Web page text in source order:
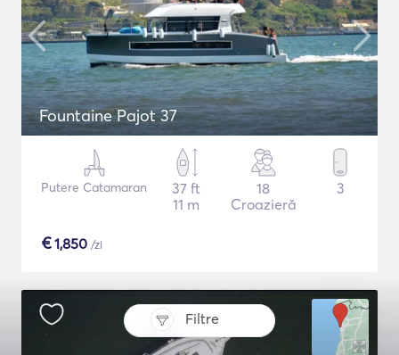
Filtre
Fountaine Pajot 37
Putere Catamaran
37 ft
11 m
18
Croazieră
3
€1,850 /zi